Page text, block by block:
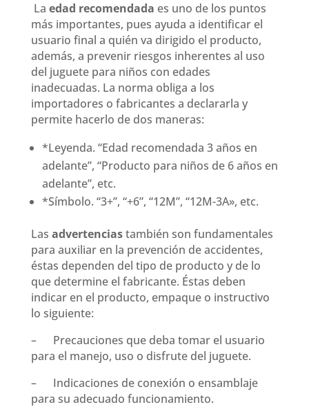
La edad recomendada es uno de los puntos
más importantes, pues ayuda a identificar el
usuario final a quién va dirigido el producto,
además, a prevenir riesgos inherentes al uso
del juguete para niños con edades
inadecuadas. La norma obliga a los
importadores o fabricantes a declararla y
permite hacerlo de dos maneras:
*Leyenda. “Edad recomendada 3 años en
adelante”, “Producto para niños de 6 años en
adelante”, etc.
*Símbolo. “3+”, “+6”, “12M”, “12M-3A», etc.
Las advertenciastambién son fundamentales
para auxiliar en la prevención de accidentes,
éstas dependen del tipo de producto y de lo
que determine el fabricante. Éstas deben
indicar en el producto, empaque o instructivo
lo siguiente:
– Precauciones que deba tomar el usuario
para el manejo, uso o disfrute del juguete.
– Indicaciones de conexión o ensamblaje
para su adecuado funcionamiento.